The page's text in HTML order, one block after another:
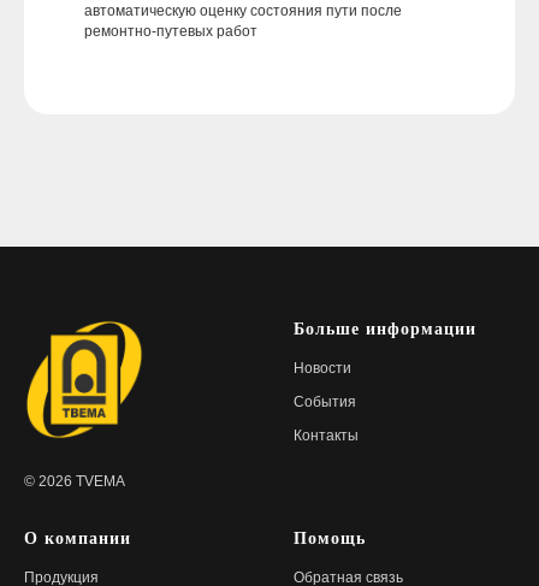
автоматическую оценку состояния пути после
ремонтно-путевых работ
© 2026 TVEMA
Больше информации
Новости
События
Контакты
О компании
Продукция
Помощь
Обратная связь